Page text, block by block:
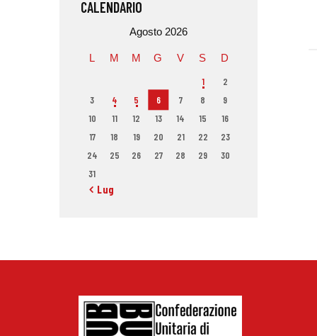
CALENDARIO
Agosto 2026
L M M G V S D
1
2
3
4 5 6 7 8
9
10
11 12 13 14 15
16
17
18 19 20 21 22
23
24
25 26 27 28 29
30
31
« Lug